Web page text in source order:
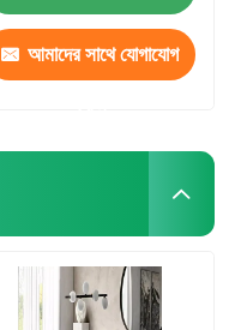
আমাদের সাথে যোগাযোগ